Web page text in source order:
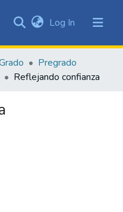
Log In (current)
Pregrado
Reflejando confianza